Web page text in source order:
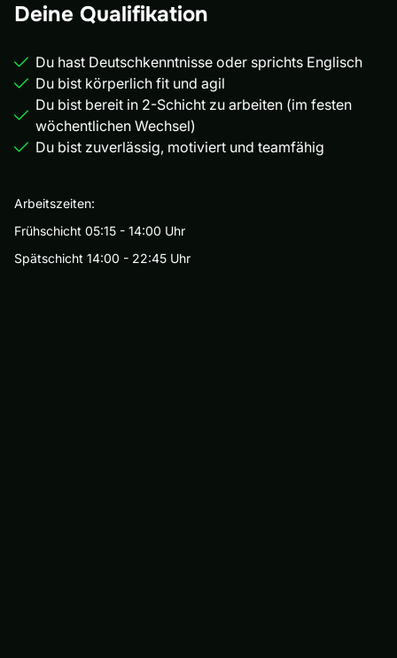
Deine Qualifikation
Du hast Deutschkenntnisse oder sprichts Englisch
Du bist körperlich fit und agil
Du bist bereit in 2-Schicht zu arbeiten (im festen
wöchentlichen Wechsel)
Du bist zuverlässig, motiviert und teamfähig
Arbeitszeiten:
Frühschicht 05:15 - 14:00 Uhr
Spätschicht 14:00 - 22:45 Uhr